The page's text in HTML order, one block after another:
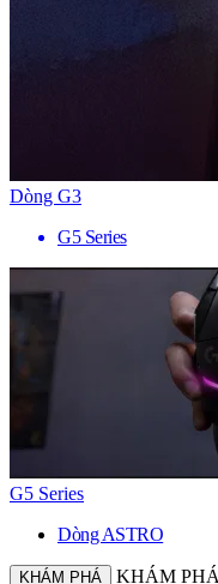
Dòng G3
G5 Series
G5 Series
Dòng ASTRO
KHÁM PHÁ KHÁM PHÁ